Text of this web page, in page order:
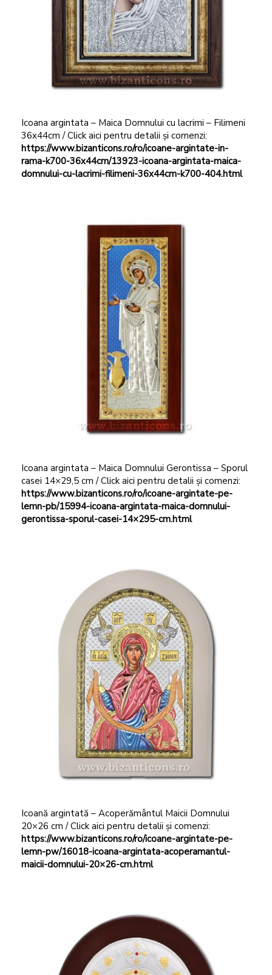
Icoana argintata – Maica Domnului cu lacrimi – Filimeni
36x44cm / Click aici pentru detalii și comenzi:
https://www.bizanticons.ro/ro/icoane-argintate-in-
rama-k700-36x44cm/13923-icoana-argintata-maica-
domnului-cu-lacrimi-filimeni-36x44cm-k700-404.html
Icoana argintata – Maica Domnului Gerontissa – Sporul
casei 14×29,5 cm / Click aici pentru detalii și comenzi:
https://www.bizanticons.ro/ro/icoane-argintate-pe-
lemn-pb/15994-icoana-argintata-maica-domnului-
gerontissa-sporul-casei-14×295-cm.html
Icoană argintată – Acoperământul Maicii Domnului
20×26 cm / Click aici pentru detalii și comenzi:
https://www.bizanticons.ro/ro/icoane-argintate-pe-
lemn-pw/16018-icoana-argintata-acoperamantul-
maicii-domnului-20×26-cm.html